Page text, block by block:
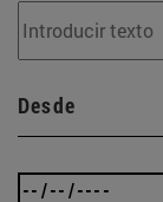
Desde